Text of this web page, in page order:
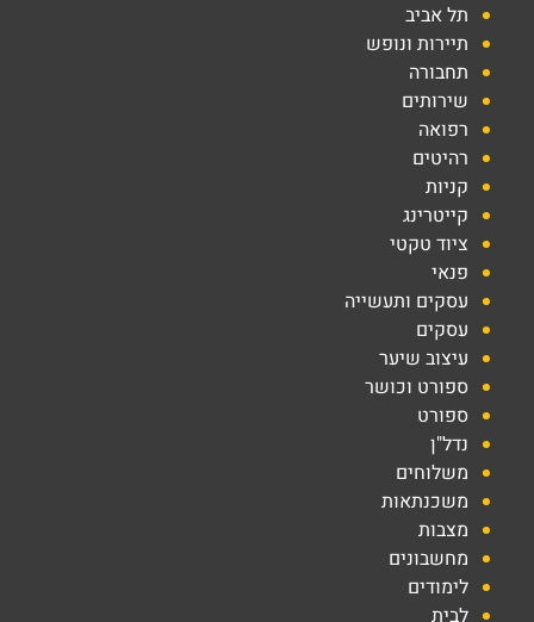
תל אביב
תיירות ונופש
תחבורה
שירותים
רפואה
רהיטים
קניות
קייטרינג
ציוד טקטי
פנאי
עסקים ותעשייה
עסקים
עיצוב שיער
ספורט וכושר
ספורט
נדל"ן
משלוחים
משכנתאות
מצבות
מחשבונים
לימודים